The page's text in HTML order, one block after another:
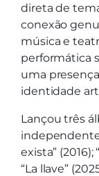
direta de
conexão
música e
performática
uma
identidade
Lançou três
independente:
exista” (2016);
“La llave”